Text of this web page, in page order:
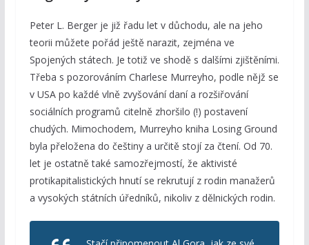
Peter L. Berger je již řadu let v důchodu, ale na jeho
teorii můžete pořád ještě narazit, zejména ve
Spojených státech. Je totiž ve shodě s dalšími zjištěními.
Třeba s pozorováním Charlese Murreyho, podle nějž se
v USA po každé vlně zvyšování daní a rozšiřování
sociálních programů citelně zhoršilo (!) postavení
chudých. Mimochodem, Murreyho kniha Losing Ground
byla přeložena do češtiny a určitě stojí za čtení. Od 70.
let je ostatně také samozřejmostí, že aktivisté
protikapitalistických hnutí se rekrutují z rodin manažerů
a vysokých státních úředníků, nikoliv z dělnických rodin.